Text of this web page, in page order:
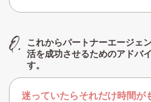
これからパートナーエージェ
活を成功させるためのアドバ
す。
迷っていたらそれだけ時間が